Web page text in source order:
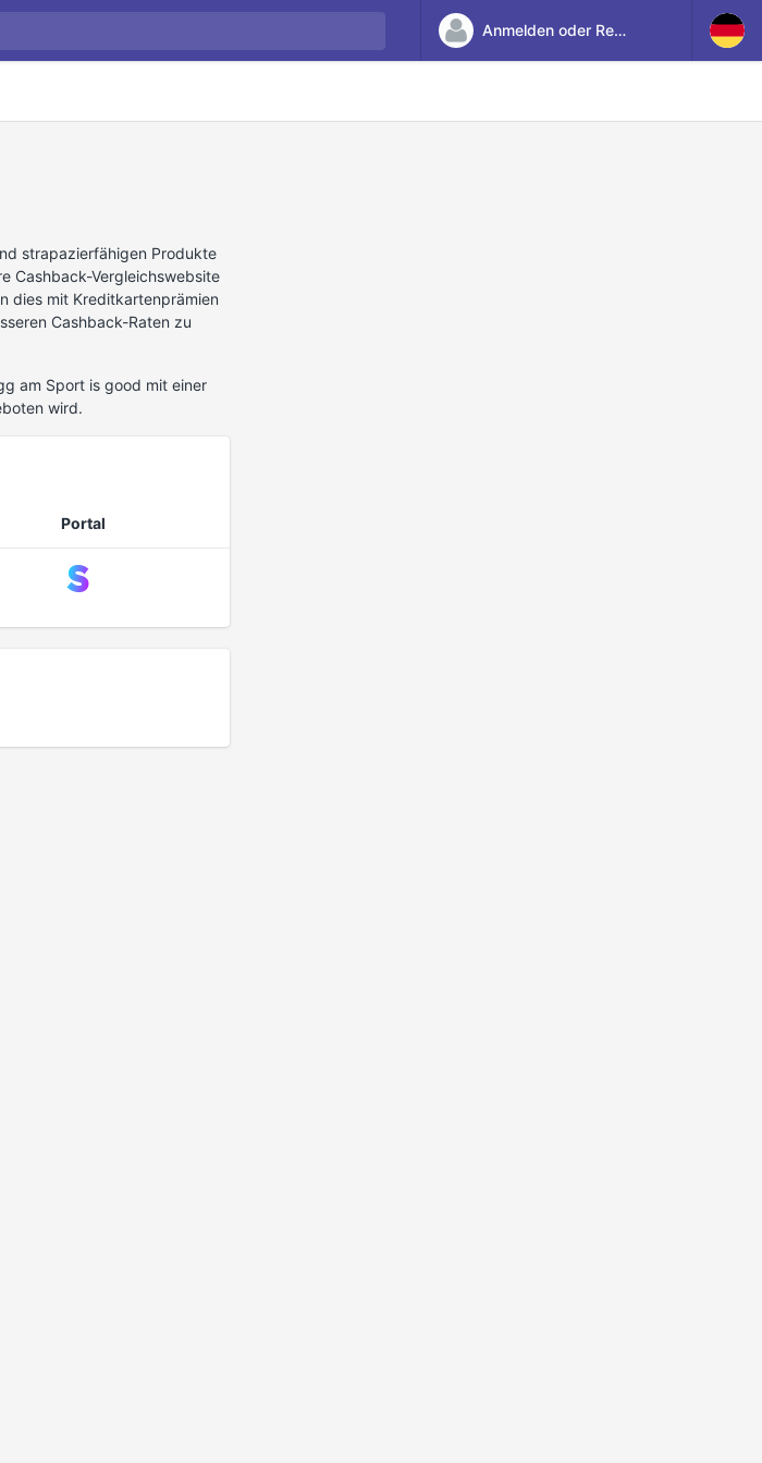
Anmelden oder Registrieren
strapazierfähigen Produkte
Cashback-Vergleichswebsite
dies mit Kreditkartenprämien
Cashback-Raten zu
am Sport is good mit einer
wird.
Portal